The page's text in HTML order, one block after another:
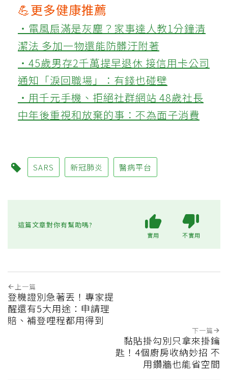
💪更多健康推薦
‧電風扇滿是灰塵？家事達人教1分鐘清
潔法 多加一物還能防髒汙附著
‧45歲男存2千萬提早退休 接信用卡公司
通知「淚回職場」：有錢也碰壁
‧用千元手機、拒絕社群網站 48歲社長
中年後重視和放棄的事：不為面子消費
SARS 新冠肺炎 醫病平台
這篇文章對你有幫助嗎?
實用 不實用
上一篇
登機證別急著丟！專家提
醒還有5大用途：申請理
賠、補登哩程都用得到
下一篇
黏貼掛勾別只拿來掛鑰
匙！4個廚房收納妙招 不
用鑽牆也能省空間